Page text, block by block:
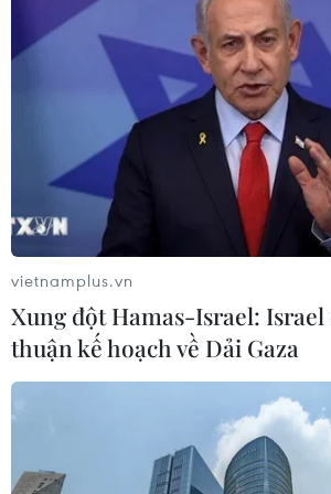
tạm, nhà dột nát
09/06/2025 05:16
Tính đến hết ngày 7/6, cả nước đã hỗ
nhà dột nát được 205.115 căn (trong
147.261 căn và khởi công, xây dựng
căn).
vietnamplus.vn
Xung đột Hamas-Israel: Israel
thuận kế hoạch về Dải Gaza